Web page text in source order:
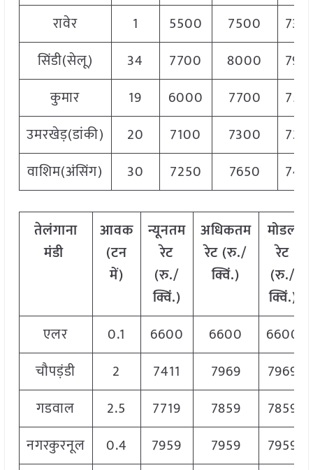
रावेर
1 5500 7500
सिंडी(सेलू)
34 7700 8000
कुमार
19 6000 7700
उमरखेड़(डांकी)
20 7100 7300
वाशिम(अंसिंग)
30 7250 7650
तेलंगाना
मंडी
आवक
(टन
में)
न्यूनतम
रेट
(रु./
क्विं.)
अधिकतम
रेट (रु./
क्विं.)
मोडल
रेट
(रु./
क्विं.)
एलर
0.1 6600 6600
6600
चौपड़ंडी
2 7411 7969
7969
गडवाल
2.5 7719 7859
7859
नगरकुरनूल
0.4 7959 7959
7959